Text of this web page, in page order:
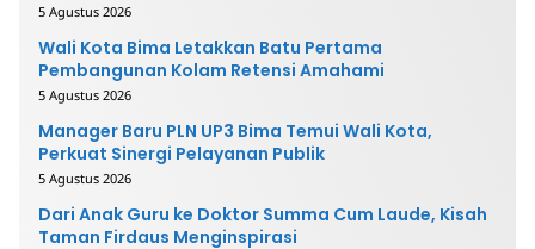
5 Agustus 2026
Wali Kota Bima Letakkan Batu Pertama
Pembangunan Kolam Retensi Amahami
5 Agustus 2026
Manager Baru PLN UP3 Bima Temui Wali Kota,
Perkuat Sinergi Pelayanan Publik
5 Agustus 2026
Dari Anak Guru ke Doktor Summa Cum Laude, Kisah
Taman Firdaus Menginspirasi